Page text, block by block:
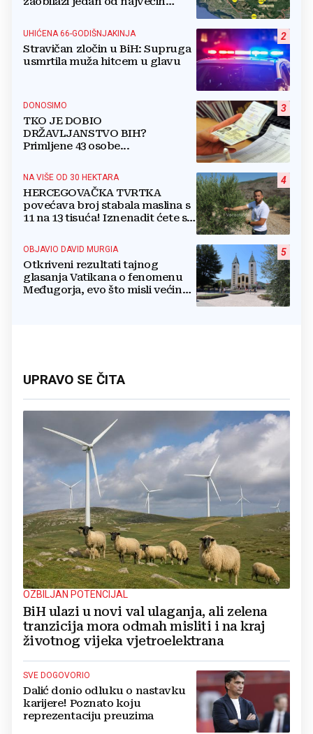
2
UHIĆENA 66-GODIŠNJAKINJA
Stravičan zločin u BiH: Supruga
usmrtila muža hitcem u glavu
3
DONOSIMO
TKO JE DOBIO
DRŽAVLJANSTVO BIH?
Primljene 43 osobe...
4
NA VIŠE OD 30 HEKTARA
HERCEGOVAČKA TVRTKA
povećava broj stabala maslina s
11 na 13 tisuća! Iznenadit ćete se
5
OBJAVIO DAVID MURGIA
Otkriveni rezultati tajnog
glasanja Vatikana o fenomenu
Međugorja, evo što misli većina
UPRAVO SE ČITA
OZBILJAN POTENCIJAL
BiH ulazi u novi val ulaganja, ali zelena
tranzicija mora odmah misliti i na kraj
životnog vijeka vjetroelektrana
SVE DOGOVORIO
Dalić donio odluku o nastavku
karijere! Poznato koju
reprezentaciju preuzima